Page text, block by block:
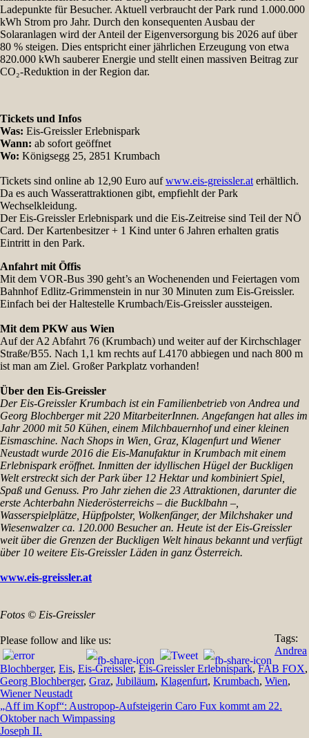
Ladepunkte für Besucher. Aktuell verbraucht der Park rund 1.000.000
kWh Strom pro Jahr. Durch den konsequenten Ausbau der
Solaranlagen wird der Anteil der Eigenversorgung bis 2026 auf über
80 % steigen. Dies entspricht einer jährlichen Erzeugung von etwa
820.000 kWh sauberer Energie und stellt einen massiven Beitrag zur
CO₂-Reduktion in der Region dar.
Tickets und Infos
Was: Eis-Greissler Erlebnispark
Wann: ab sofort geöffnet
Wo: Königsegg 25, 2851 Krumbach
Tickets sind online ab 12,90 Euro aufwww.eis-greissler.at erhältlich.
Da es auch Wasserattraktionen gibt, empfiehlt der Park
Wechselkleidung.
Der Eis-Greissler Erlebnispark und die Eis-Zeitreise sind Teil der NÖ
Card. Der Kartenbesitzer + 1 Kind unter 6 Jahren erhalten gratis
Eintritt in den Park.
Anfahrt mit Öffis
Mit dem VOR-Bus 390 geht’s an Wochenenden und Feiertagen vom
Bahnhof Edlitz-Grimmenstein in nur 30 Minuten zum Eis-Greissler.
Einfach bei der Haltestelle Krumbach/Eis-Greissler aussteigen.
Mit dem PKW aus Wien
Auf der A2 Abfahrt 76 (Krumbach) und weiter auf der Kirchschlager
Straße/B55. Nach 1,1 km rechts auf L4170 abbiegen und nach 800 m
ist man am Ziel. Großer Parkplatz vorhanden!
Über den Eis-Greissler
Der Eis-Greissler Krumbach ist ein Familienbetrieb von Andrea und
Georg Blochberger mit 220 MitarbeiterInnen. Angefangen hat alles im
Jahr 2000 mit 50 Kühen, einem Milchbauernhof und einer kleinen
Eismaschine. Nach Shops in Wien, Graz, Klagenfurt und Wiener
Neustadt wurde 2016 die Eis-Manufaktur in Krumbach mit einem
Erlebnispark eröffnet. Inmitten der idyllischen Hügel der Buckligen
Welt erstreckt sich der Park über 12 Hektar und kombiniert Spiel,
Spaß und Genuss. Pro Jahr ziehen die 23 Attraktionen, darunter die
erste Achterbahn Niederösterreichs – die Bucklbahn –,
Wasserspielplätze, Hüpfpolster, Wolkenfänger, der Milchshaker und
Wiesenwalzer ca. 120.000 Besucher an. Heute ist der Eis-Greissler
weit über die Grenzen der Buckligen Welt hinaus bekannt und verfügt
über 10 weitere Eis-Greissler Läden in ganz Österreich.
www.eis-greissler.at
Fotos © Eis-Greissler
Please follow and like us:
Tags:
Andrea
Blochberger, Eis, Eis-Greissler, Eis-Greissler Erlebnispark, FAB FOX,
Georg Blochberger, Graz, Jubiläum, Klagenfurt, Krumbach, Wien,
Wiener Neustadt
Beitragsnavigation
„Aff im Kopf“: Austropop-Aufsteigerin Caro Fux kommt am 22.
Oktober nach Wimpassing
Joseph II.